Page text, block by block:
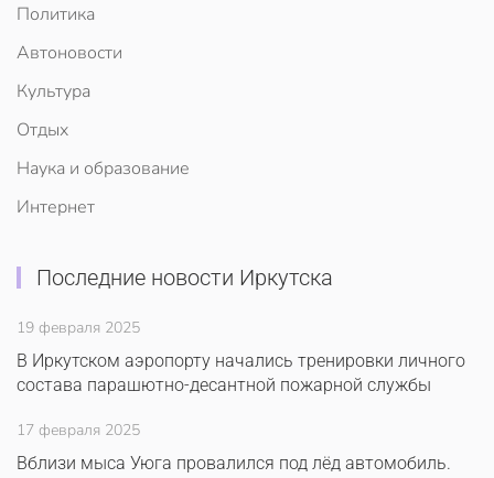
Политика
Автоновости
Культура
Отдых
Наука и образование
Интернет
Последние новости Иркутска
19 февраля 2025
В Иркутском аэропорту начались тренировки личного
состава парашютно-десантной пожарной службы
17 февраля 2025
Вблизи мыса Уюга провалился под лёд автомобиль.